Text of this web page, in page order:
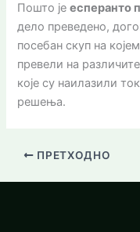
Пошто јеесперанто
дело преведено,
посебан скуп на
превели на
које су наилазили
решења.
ПРЕТХОДНО